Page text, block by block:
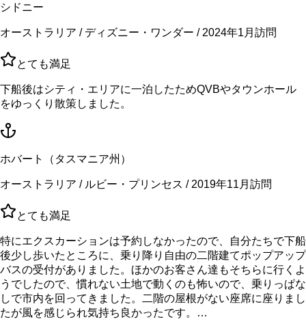
シドニー
オーストラリア / ディズニー・ワンダー / 2024年1月訪問
とても満足
下船後はシティ・エリアに一泊したためQVBやタウンホール
をゆっくり散策しました。
ホバート（タスマニア州）
オーストラリア / ルビー・プリンセス / 2019年11月訪問
とても満足
特にエクスカーションは予約しなかったので、自分たちで下船
後少し歩いたところに、乗り降り自由の二階建てポップアップ
バスの受付がありました。ほかのお客さん達もそちらに行くよ
うでしたので、慣れない土地で動くのも怖いので、乗りっぱな
しで市内を回ってきました。二階の屋根がない座席に座りまし
たが風を感じられ気持ち良かったです。…